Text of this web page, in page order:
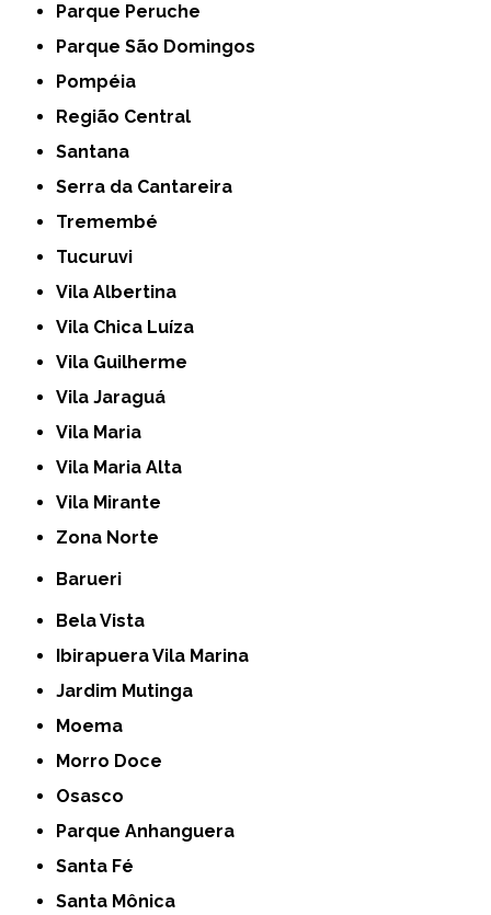
Parque Peruche
Parque São Domingos
Pompéia
Região Central
Santana
Serra da Cantareira
Tremembé
Tucuruvi
Vila Albertina
Vila Chica Luíza
Vila Guilherme
Vila Jaraguá
Vila Maria
Vila Maria Alta
Vila Mirante
Zona Norte
Barueri
Bela Vista
Ibirapuera Vila Marina
Jardim Mutinga
Moema
Morro Doce
Osasco
Parque Anhanguera
Santa Fé
Santa Mônica